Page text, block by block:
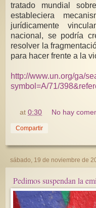
tratado mundial
estableciera
jurídicamente
nacional, se podría
resolver la
para hacer frente a la
http://www.un.org/ga/
symbol=A/71/
at0:30 No hay
Compartir
sábado, 19 de noviembre de